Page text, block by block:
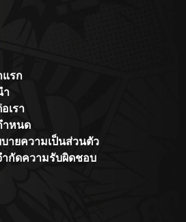
รก
เรา
หนด
ายความเป็นส่วนตัว
กัดความรับผิดชอบ